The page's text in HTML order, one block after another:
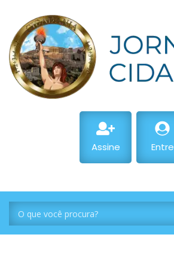
Assine Entre